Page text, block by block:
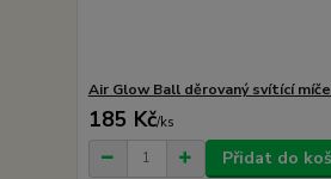
Air Glow Ball děrovaný svítící
185 Kč/ks
Přidat do